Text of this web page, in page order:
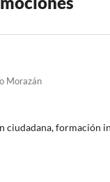
Morazán
ciudadana, formación